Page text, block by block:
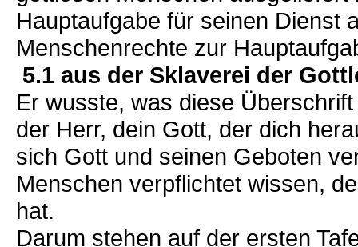
Hauptaufgabe für seinen Dienst
Menschenrechte zur
5.1 aus der Sklaverei der
Er wusste, was diese
der Herr, dein Gott, der dich
sich Gott und seinen Geboten
Menschen verpflichtet wissen,
hat.
Darum stehen auf der ersten